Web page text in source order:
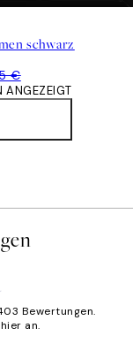
schwarz
€
ANGEZEIGT
Bewertungen.
an.